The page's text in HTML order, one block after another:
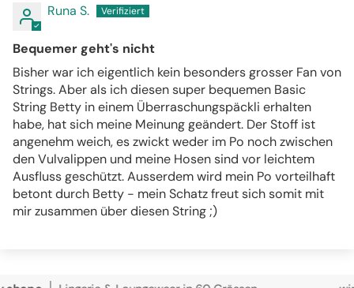
Runa S.
Bequemer geht's nicht
Bisher war ich eigentlich kein besonders grosser Fan von
Strings. Aber als ich diesen super bequemen Basic
String Betty in einem Überraschungspäckli erhalten
habe, hat sich meine Meinung geändert. Der Stoff ist
angenehm weich, es zwickt weder im Po noch zwischen
den Vulvalippen und meine Hosen sind vor leichtem
Ausfluss geschützt. Ausserdem wird mein Po vorteilhaft
betont durch Betty - mein Schatz freut sich somit mit
mir zusammen über diesen String ;)